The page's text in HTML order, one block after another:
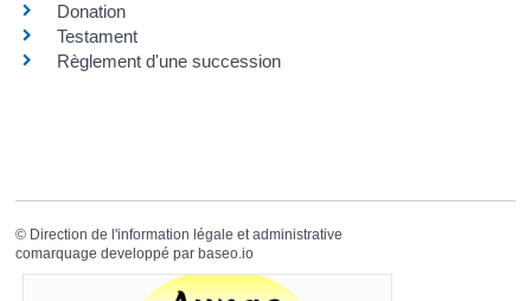
Donation
Testament
Règlement d'une succession
© Direction de l'information légale et administrative
comarquage developpé par baseo.io